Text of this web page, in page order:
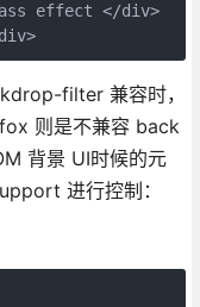
effect </div>
<div class="g-glossy-firefox"></div>
filter 兼容时，
则是不兼容 back
背景 UI时候的元
进行控制：